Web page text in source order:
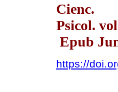
Cienc.
Psicol.
Epub
https://